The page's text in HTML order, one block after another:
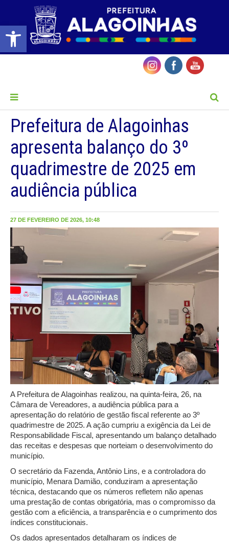
Barra de Ferramentas Aberta
Prefeitura de Alagoinhas
apresenta balanço do 3º
quadrimestre de 2025 em
audiência pública
27 DE FEVEREIRO DE 2026, 10:48
A Prefeitura de Alagoinhas realizou, na quinta-feira, 26, na
Câmara de Vereadores, a audiência pública para a
apresentação do relatório de gestão fiscal referente ao 3º
quadrimestre de 2025. A ação cumpriu a exigência da Lei de
Responsabilidade Fiscal, apresentando um balanço detalhado
das receitas e despesas que norteiam o desenvolvimento do
município.
O secretário da Fazenda, Antônio Lins, e a controladora do
município, Menara Damião, conduziram a apresentação
técnica, destacando que os números refletem não apenas
uma prestação de contas obrigatória, mas o compromisso da
gestão com a eficiência, a transparência e o cumprimento dos
índices constitucionais.
Os dados apresentados detalharam os índices de